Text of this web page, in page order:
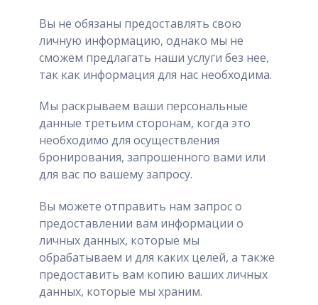
Вы не обязаны предоставлять свою
личную информацию, однако мы не
сможем предлагать наши услуги без нее,
так как информация для нас необходима.
Мы раскрываем ваши персональные
данные третьим сторонам, когда это
необходимо для осуществления
бронирования, запрошенного вами или
для вас по вашему запросу.
Вы можете отправить нам запрос о
предоставлении вам информации о
личных данных, которые мы
обрабатываем и для каких целей, а также
предоставить вам копию ваших личных
данных, которые мы храним.